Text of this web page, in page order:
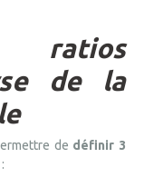
ratios
de la
de définir 3